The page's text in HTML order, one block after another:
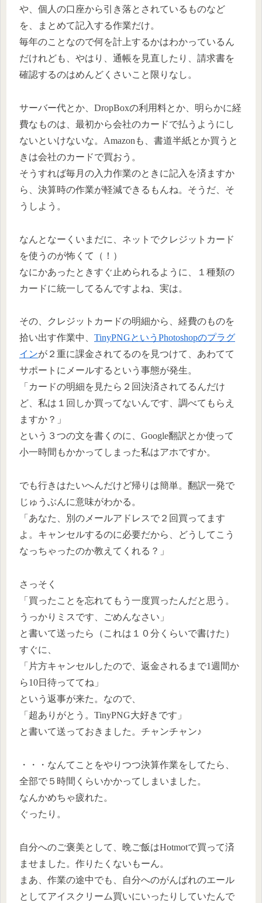
や、個人の口座から引き落とされているものなど
を、まとめて記入する作業だけ。
毎年のことなので何を計上するかはわかっているん
だけれども、やはり、通帳を見直したり、請求書を
確認するのはめんどくさいこと限りなし。
サーバー代とか、DropBoxの利用料とか、明らかに経
費なものは、最初から会社のカードで払うようにし
ないといけないな。Amazonも、書道半紙とか買うと
きは会社のカードで買おう。
そうすれば毎月の入力作業のときに記入を済ますか
ら、決算時の作業が軽減できるもんね。そうだ、そ
うしよう。
なんとなーくいまだに、ネットでクレジットカード
を使うのが怖くて（！）
なにかあったときすぐ止められるように、１種類の
カードに統一してるんですよね、実は。
その、クレジットカードの明細から、経費のものを
拾い出す作業中、 TinyPNGというPhotoshopのプラグ
インが２重に課金されてるのを見つけて、あわてて
サポートにメールするという事態が発生。
「カードの明細を見たら２回決済されてるんだけ
ど、私は１回しか買ってないんです、調べてもらえ
ますか？」
という３つの文を書くのに、Google翻訳とか使って
小一時間もかかってしまった私はアホですか。
でも行きはたいへんだけど帰りは簡単。翻訳一発で
じゅうぶんに意味がわかる。
「あなた、別のメールアドレスで２回買ってます
よ。キャンセルするのに必要だから、どうしてこう
なっちゃったのか教えてくれる？」
さっそく
「買ったことを忘れてもう一度買ったんだと思う。
うっかりミスです、ごめんなさい」
と書いて送ったら（これは１０分くらいで書けた）
すぐに、
「片方キャンセルしたので、返金されるまで1週間か
ら10日待っててね」
という返事が来た。なので、
「超ありがとう。TinyPNG大好きです」
と書いて送っておきました。チャンチャン♪
・・・なんてことをやりつつ決算作業をしてたら、
全部で５時間くらいかかってしまいました。
なんかめちゃ疲れた。
ぐったり。
自分へのご褒美として、晩ご飯はHotmotで買って済
ませました。作りたくないもーん。
まあ、作業の途中でも、自分へのがんばれのエール
としてアイスクリーム買いにいったりしていたんで